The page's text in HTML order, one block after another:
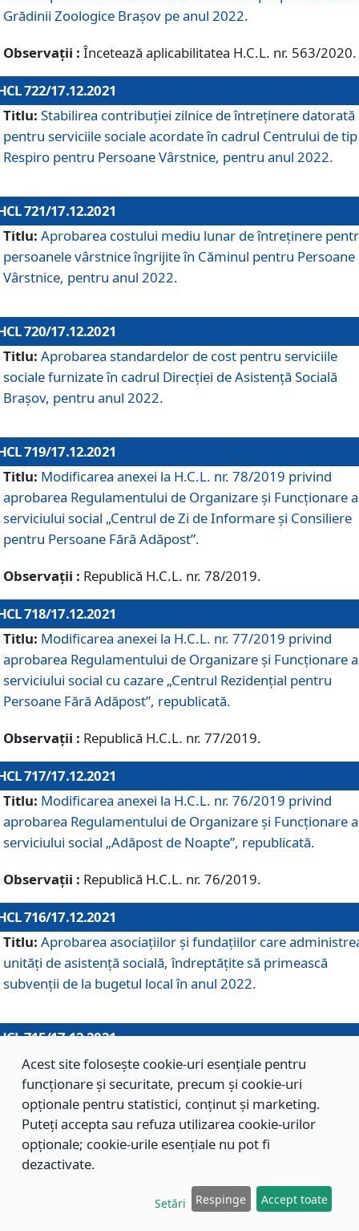
Grădinii Zoologice Braşov pe anul 2022.
Observații : Încetează aplicabilitatea H.C.L. nr. 563/2020.
722/17.12.2021
Titlu: Stabilirea contribuţiei zilnice de întreținere datorată
pentru serviciile sociale acordate în cadrul Centrului de tip
Respiro pentru Persoane Vârstnice, pentru anul 2022.
721/17.12.2021
Titlu: Aprobarea costului mediu lunar de întreţinere
persoanele vârstnice îngrijite în Căminul pentru Persoane
Vârstnice, pentru anul 2022.
720/17.12.2021
Titlu: Aprobarea standardelor de cost pentru serviciile
sociale furnizate în cadrul Direcției de Asistență Socială
Brașov, pentru anul 2022.
719/17.12.2021
Titlu: Modificarea anexei la H.C.L. nr. 78/2019 privind
aprobarea Regulamentului de Organizare și Funcționare
serviciului social „Centrul de Zi de Informare şi Consiliere
pentru Persoane Fără Adăpost”.
Observații : Republică H.C.L. nr. 78/2019.
718/17.12.2021
Titlu: Modificarea anexei la H.C.L. nr. 77/2019 privind
aprobarea Regulamentului de Organizare și Funcționare
serviciului social cu cazare „Centrul Rezidențial pentru
Persoane Fără Adăpost”, republicată.
Observații : Republică H.C.L. nr. 77/2019.
717/17.12.2021
Titlu: Modificarea anexei la H.C.L. nr. 76/2019 privind
aprobarea Regulamentului de Organizare şi Funcționare
serviciului social „Adăpost de Noapte”, republicată.
Observații : Republică H.C.L. nr. 76/2019.
716/17.12.2021
Titlu: Aprobarea asociaţiilor şi fundaţiilor care
unităţi de asistenţă socială, îndreptăţite să primească
subvenţii de la bugetul local în anul 2022.
715/17.12.2021
Titlu: Aprobarea Planului de acţiuni sau lucrări de interes
local pentru anul 2022.
714/17.12.2021
Titlu: Modificarea Anexei la H.C.L. nr. 709/2020 privind
aprobarea Regulamentului de Organizare şi Funcţionare
Direcţiei de Asistenţă Socială Braşov.
Acest site folosește cookie-uri esențiale pentru
funcționare și securitate, precum și cookie-uri
opționale pentru statistici, conținut și marketing.
Puteți accepta sau refuza utilizarea cookie-urilor
opționale; cookie-urile esențiale nu pot fi
dezactivate.
Setări Respinge Accept toate